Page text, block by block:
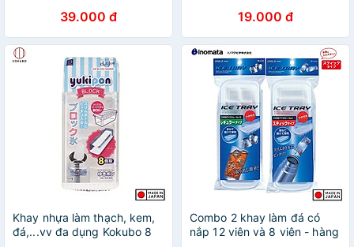
39.000 đ
Nắp Đậy - Chính hãng
MINIIN (Giao màu ngẫu
nhiên)
19.000 đ
Khay nhựa làm thạch, kem,
đá,...vv đa dụng Kokubo 8
Combo 2 khay làm đá có
nắp 12 viên và 8 viên - hàng